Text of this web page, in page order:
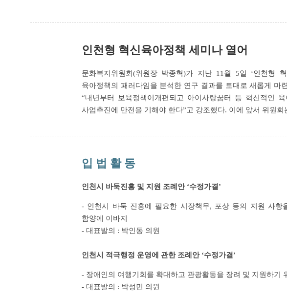
인천형 혁신육아정책 세미나 열어
문화복지위원회(위원장 박종혁)가 지난 11월 5일 ‘인천형
육아정책의 패러다임을 분석한 연구 결과를 토대로 새롭게
“내년부터 보육정책이개편되고 아이사랑꿈터 등 혁신적인
사업추진에 만전을 기해야 한다”고 강조했다. 이에 앞서 위원
입 법 활 동
인천시 바둑진흥 및 지원 조례안 ‘수정가결’
- 인천시 바둑 진흥에 필요한 시장책무, 포상 등의 지원 사항
함양에 이바지
- 대표발의 : 박인동 의원
인천시 적극행정 운영에 관한 조례안 ‘수정가결’
- 장애인의 여행기회를 확대하고 관광활동을 장려 및 지원하
- 대표발의 : 박성민 의원